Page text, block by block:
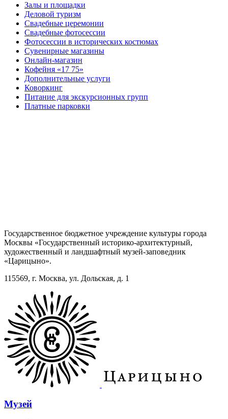
Залы и площадки
Деловой туризм
Свадебные церемонии
Свадебные фотосессии
Фотосессии в исторических костюмах
Сувенирные магазины
Онлайн-магазин
Кофейня «17 75»
Дополнительные услуги
Коворкинг
Питание для экскурсионных групп
Платные парковки
Государственное бюджетное учреждение культуры города
Москвы «Государственный историко-архитектурный,
художественный и ландшафтный музей-заповедник
«Царицыно».
115569, г. Москва, ул. Дольская, д. 1
Музей